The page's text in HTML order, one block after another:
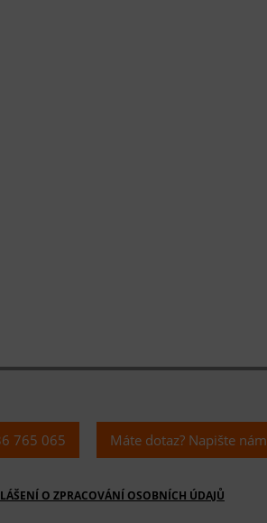
O ZPRACOVÁNÍ OSOBNÍCH ÚDAJŮ
765 065 Máte dotaz? Napište nám